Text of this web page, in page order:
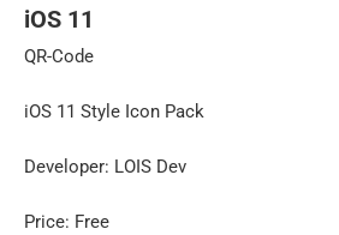
iOS 11
QR-Code
iOS 11 Style Icon Pack
Developer: LOIS Dev
Price: Free